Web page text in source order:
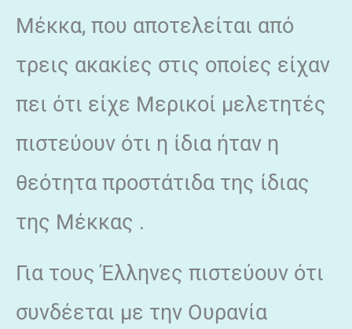
Μέκκα, που αποτελείται από
τρεις ακακίες στις οποίες είχαν
πει ότι είχε Μερικοί μελετητές
πιστεύουν ότι η ίδια ήταν η
θεότητα προστάτιδα της ίδιας
της Μέκκας .
Για τους Έλληνες πιστεύουν ότι
συνδέεται με την Ουρανία